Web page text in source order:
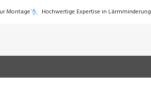
Montage Hochwertige Expertise in Lärmminderung